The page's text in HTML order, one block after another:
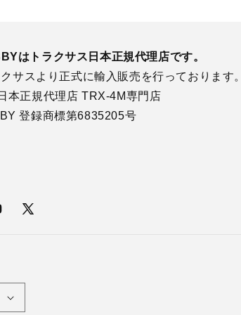
はトラクサス日本正規代理店です。
サスより正式に輸入販売を行っております。
本正規代理店 TRX-4M専門店
登録商標第6835205号
X